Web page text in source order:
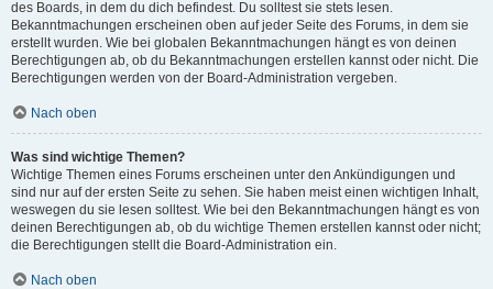
des Boards, in dem du dich befindest. Du solltest sie stets lesen.
Bekanntmachungen erscheinen oben auf jeder Seite des Forums, in dem sie
erstellt wurden. Wie bei globalen Bekanntmachungen hängt es von deinen
Berechtigungen ab, ob du Bekanntmachungen erstellen kannst oder nicht. Die
Berechtigungen werden von der Board-Administration vergeben.
Nach oben
Was sind wichtige Themen?
Wichtige Themen eines Forums erscheinen unter den Ankündigungen und
sind nur auf der ersten Seite zu sehen. Sie haben meist einen wichtigen Inhalt,
weswegen du sie lesen solltest. Wie bei den Bekanntmachungen hängt es von
deinen Berechtigungen ab, ob du wichtige Themen erstellen kannst oder nicht;
die Berechtigungen stellt die Board-Administration ein.
Nach oben